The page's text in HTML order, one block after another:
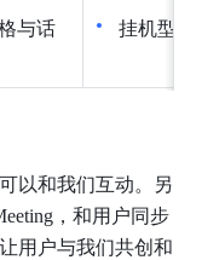
与话
挂机型参
以和我们互动。另
，和用户同步
用户与我们共创和